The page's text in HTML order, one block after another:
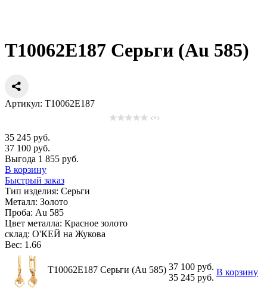
Т10062Е187 Серьги (Au 585)
Артикул: Т10062Е187
( 0 )
35 245 руб.
37 100 руб.
Выгода 1 855 руб.
В корзину
Быстрый заказ
Тип изделия: Серьги
Металл: Золото
Проба: Au 585
Цвет металла: Красное золото
склад: О'КЕЙ на Жукова
Вес: 1.66
Т10062Е187 Серьги (Au 585) 37 100 руб.
35 245 руб.
В корзину